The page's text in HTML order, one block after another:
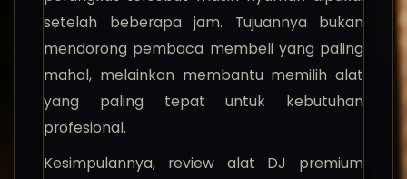
setelah beberapa jam. Tujuannya bukan
mendorong pembaca membeli yang paling
mahal, melainkan membantu memilih alat
yang paling tepat untuk kebutuhan
profesional.
Kesimpulannya, review alat DJ premium